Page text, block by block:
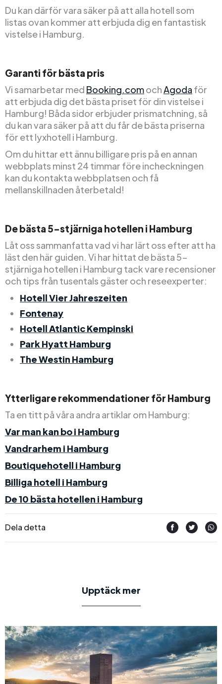
Du kan därför vara säker på att alla hotell som
listas ovan kommer att erbjuda dig en fantastisk
vistelse i Hamburg.
Garanti för bästa pris
Vi samarbetar med Booking.comochAgoda för
att erbjuda dig det bästa priset för din vistelse i
Hamburg! Båda sidor erbjuder prismatchning, så
du kan vara säker på att du får de bästa priserna
för ett lyxhotell i Hamburg.
Om du hittar ett ännu billigare pris på en annan
webbplats minst 24 timmar före incheckningen
kan du kontakta webbplatsen och få
mellanskillnaden återbetald!
De bästa 5-stjärniga hotellen i Hamburg
Låt oss sammanfatta vad vi har lärt oss efter att ha
läst den här guiden. Vi har hittat de bästa 5-
stjärniga hotellen i Hamburg tack vare recensioner
och tips från tusentals gäster och reseexperter:
Hotell Vier Jahreszeiten
Fontenay
Hotell Atlantic Kempinski
Park Hyatt Hamburg
The Westin Hamburg
Ytterligare rekommendationer för Hamburg
Ta en titt på våra andra artiklar om Hamburg:
Var man kan bo i Hamburg
Vandrarhem i Hamburg
Boutiquehotell i Hamburg
Billiga hotell i Hamburg
De 10 bästa hotellen i Hamburg
Dela detta
Upptäck mer